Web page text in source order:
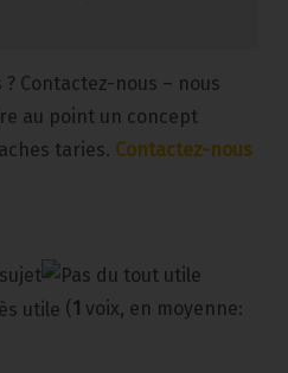
Contactez-nous – nous
au point un concept
taries. Contactez-nous
(1 voix, en moyenne: